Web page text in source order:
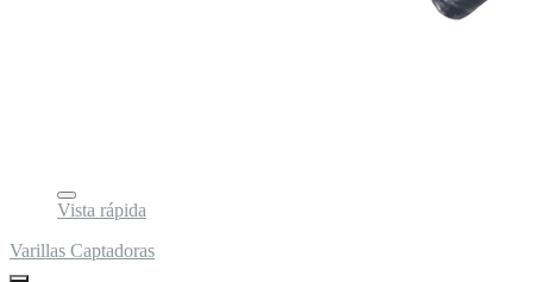
Vista rápida
Varillas Captadoras